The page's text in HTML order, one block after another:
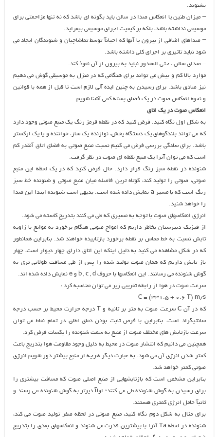
بشنوند.
– میزان طنین یا انعکاس صدا در سالن باید بگونه ای باشد که نه تنها مزاحمتی برای
موسیقی نداشته باشد، بلکه بر کیفیت اجرای موسیقی بیفزاید.
– صداهای اضافی از بیرون یا آنها که احیانآ توسط تماشاچیان و شنوندگان ایجاد می
شود نباید تاثیری بر اجرای کلی داشته باشد.
– صدای سالن ، حتی المقدور نباید به بیرون از آن نفوذ کند.
موارد بالا کم و بیش می تواند برای هنگامی که در منزل به موسیقی گوش می دهیم
نیز صادق باشد. برای رسیدن به چنین ایده آلی لازم است تا قبل از همه با قوانین
و نحوه انعکاس صوت در یک فضای بسته کمی آشنا شویم.
انعکاس صوت در یک اتاق
به شکل اول نگاه کنید. فرض کنید که در نقطه قرمز رنگ یک منبع صوتی وجود دارد
که می تواند بلندگوهای یک دستگاه پخش، نوازنده یک ساز، خواننده و یا یک ارکستر
باشد. برای سادگی بررسی فرض می کنیم نسبت منبع صوتی به فضای اتاق آنقدر کم
است که می توان آنرا یک منبع نقطه ای صوت در نظر گرفت.
شنونده در نقطه سبز رنگ قرار دارد. حال فرض کنید که در یک لحظه این منبع
صوتی، صوتی را تولید کند، کوتاه ترین فاصله میان منبع صوتی و شنونده خط سبز
رنگ است که با مسیر a نمایش داده شده است. بدیهی است شنونده ابتدا این صدا
را خواهد شنید.
انرژی انعکاسهای صوت با توجه به مسیری که طی می کنند بتدریج کاسته می شود.
از فیزیک دبیرستان بخاطر داریم که امواج صوتی هنگام برخورد به موانع با زاویه
تابش نسبت به خط مماس بر نقطه برخورد بازتابیده خواهند شد. بنابراین همانطور
که در شکل مشاهده می کنید به دلیل اینکه این اتاق دارای چهار دیوار است، چهار
باز تابش داریم که همان صوت تولید شده را پس از طی مسافت طولانی تری به
گوش شنونده می رسانند. این انعکاسها با حروف b , c , d و e نمایش داده شده اند.
سرعت صوت در هوا از رابطه تقریبی زیر می توان محاسبه کرد :
C = (331.5 + 0.6 T) m/s
که در آن C سرعت صوت به متر بر ثانیه و T درجه حرارت محیط بر حسب درجه
سانتیگراد است. بنابراین با فرض ثابت بودن دمای اطاق در تمام نقاط می توان
سرعت بازتابش های مختلف صوت از منبع به سمت شنونده را یکسات فرض کرد.
همچنین می دانیم که انتشار صوت در محیط به دلیل وجود مقاومت هوا بتدریج باعث
کمتر شدن انرژی آن می شود. به عبارت دیگر هرچه از منبع بیشتر دور شویم انرژی
صوتی کمتر خواهد شد.
بنابراین مشخص است که بازتابشهایی از منبع اصلی صوت که مسافت بیشتری را
برای رسیدن به گوش شنونده طی می کنند؛ اولآ دیرتر به گوش شنونده می رسند و
ثانیآ حامل انرژی کمتری هستند.
برای مثال به شکل دوم نگاه کنید، منبع صوتی در لحظه صفر تولید صوت می کند،
شنونده در لحظه Ta آنرا با بیشترین قدرت می شنوند و انعکاسهای بعدی را بتدریج